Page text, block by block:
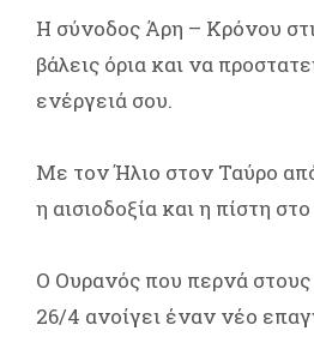
Η σύνοδος Άρη – Κρόνου
βάλεις όρια και να
ενέργειά σου.
Με τον Ήλιο στον Ταύρο
η αισιοδοξία και η πίστη
Ο Ουρανός που περνά στους
26/4 ανοίγει έναν νέο